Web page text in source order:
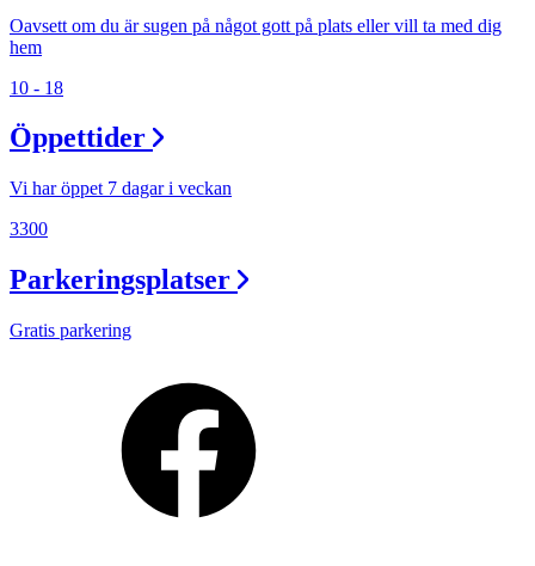
Oavsett om du är sugen på något gott på plats eller vill ta med dig
hem
10 - 18
Öppettider
Vi har öppet 7 dagar i veckan
3300
Parkeringsplatser
Gratis parkering